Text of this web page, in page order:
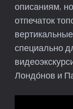
описаниям,
отпечаток
специально
Лондо́нов и